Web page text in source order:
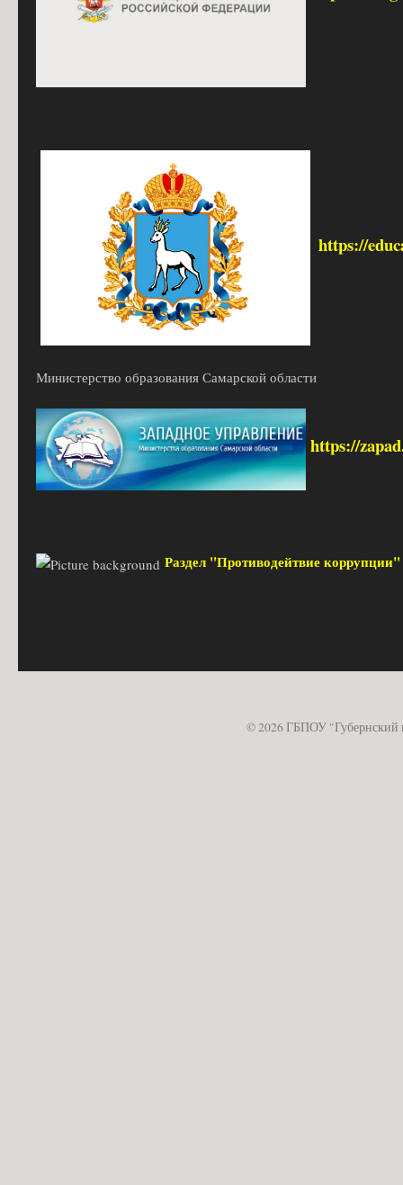
https://
Министерство образования Самарской области
https://
Раздел "Противодейтвие
© 2026 ГБПОУ "Губернский